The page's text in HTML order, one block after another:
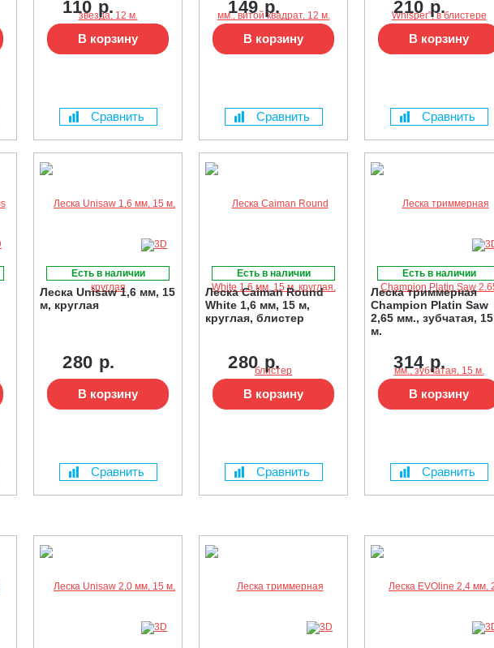
110 р.
В корзину
Сравнить
149 р.
В корзину
Сравнить
210 р.
В корзину
Сравнить
Есть в наличии
Леска Unisaw 1,6 мм, 15
м, круглая
280 р.
В корзину
Сравнить
Есть в наличии
Леска Caiman Round
White 1,6 мм, 15 м,
круглая, блистер
280 р.
В корзину
Сравнить
Есть в наличии
Леска триммерная
Champion Platin Saw
2,65 мм., зубчатая, 15
м.
314 р.
В корзину
Сравнить